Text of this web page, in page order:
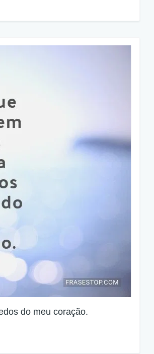
do meu coração.